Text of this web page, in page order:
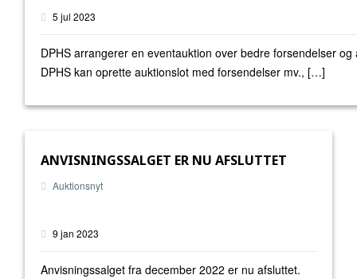
5 jul 2023
DPHS arrangerer en eventauktion over bedre forsendelser
DPHS kan oprette auktionslot med forsendelser mv., […]
ANVISNINGSSALGET ER NU AFSLUTTET
Auktionsnyt
9 jan 2023
Anvisningssalget fra december 2022 er nu afsluttet.